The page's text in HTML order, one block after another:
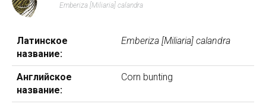
Поиск
Emberiza [Miliaria] calandra
Латинское
название:
Emberiza [Miliaria] calandra
Английское
название:
Corn bunting